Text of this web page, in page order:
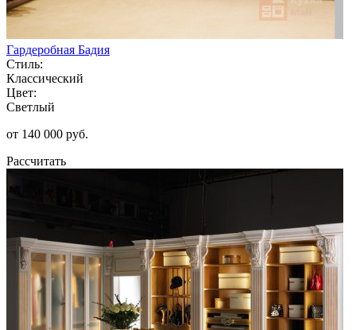
Гардеробная Бадия
Стиль:
Классический
Цвет:
Светлый
от 140 000 руб.
Рассчитать